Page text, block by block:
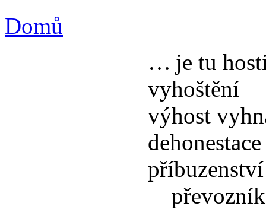
Domů
… je tu
vyhoštění
výhost
převozník